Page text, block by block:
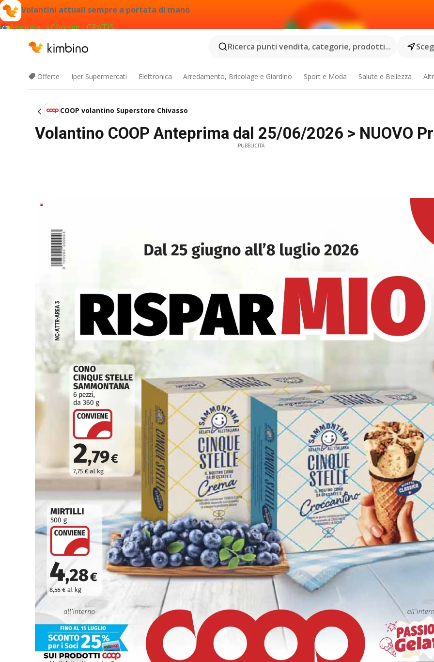
Volantini attuali sempre a portata di mano
Aggiungi a Chrome - GRATIS
Ricerca punti vendita, categorie, prodotti...
Offerte Iper Supermercati Elettronica Arredamento, Bricolage e Giardino Sport e Moda Salute e Bellezza
COOP volantino Superstore Chivasso
Volantino COOP Anteprima dal 25/06/2026 > NUOVO
PUBBLICITÀ